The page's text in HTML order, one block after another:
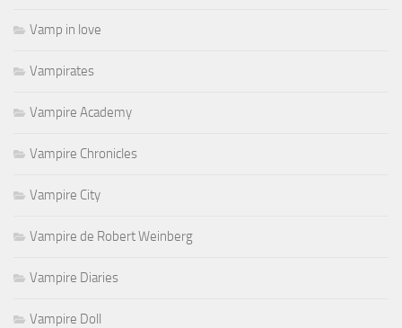
Vamp in love
Vampirates
Vampire Academy
Vampire Chronicles
Vampire City
Vampire de Robert Weinberg
Vampire Diaries
Vampire Doll